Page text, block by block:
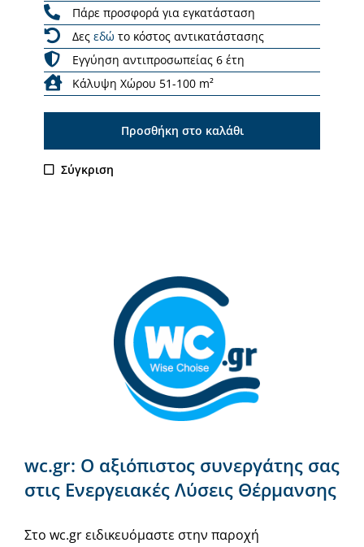
Πάρε προσφορά για εγκατάσταση
Δες εδώ το κόστος αντικατάστασης
Εγγύηση αντιπροσωπείας 6 έτη
Κάλυψη Χώρου 51-100 m²
Προσθήκη στο καλάθι
Σύγκριση
wc.gr: Ο αξιόπιστος συνεργάτης σας
στις Ενεργειακές Λύσεις Θέρμανσης
Στο wc.gr ειδικευόμαστε στην παροχή